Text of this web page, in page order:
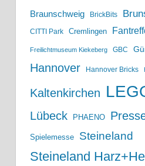
Braunschweig BrickBits
CITTI Park Cremlingen
Freilichtmuseum Kiekeberg GBC
Hannover Hannover Bricks
Kaltenkirchen
Lübeck PHAENO
Spielemesse Steineland
Steineland